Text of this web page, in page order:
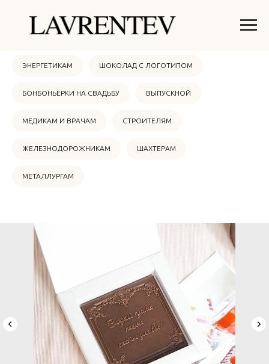
ОНЛАЙН МАГАЗИН НОВЫЙ ГОД 2026
ЭНЕРГЕТИКАМ ШОКОЛАД С ЛОГОТИПОМ
БОНБОНЬЕРКИ НА СВАДЬБУ ВЫПУСКНОЙ
МЕДИКАМ И ВРАЧАМ СТРОИТЕЛЯМ
ЖЕЛЕЗНОДОРОЖНИКАМ ШАХТЕРАМ
МЕТАЛЛУРГАМ